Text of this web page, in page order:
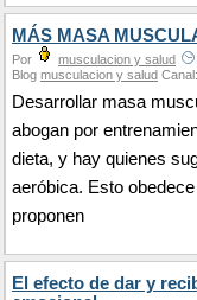
MÁS MASA
Por musculacion y salud
Blog musculacion y salud Canal:
Desarrollar masa
abogan por
dieta, y hay quienes
aeróbica. Esto
proponen
El efecto de dar y